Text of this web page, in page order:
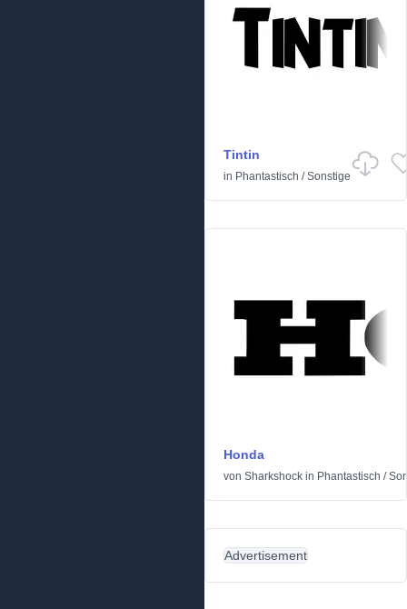
Tintin
in Phantastisch /Sonstige
Honda
von Sharkshock in Phantastisch /
Advertisement